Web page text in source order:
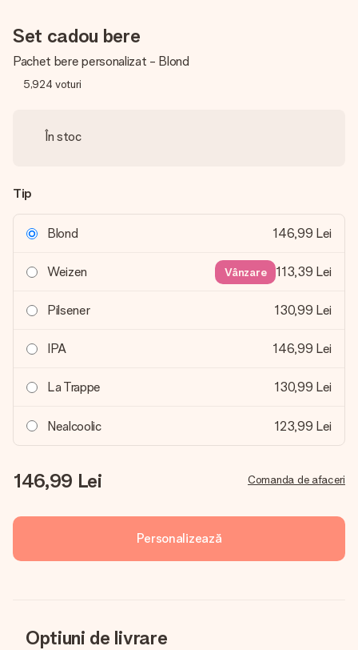
Set cadou bere
Pachet bere personalizat - Blond
5,924 voturi
În stoc
Tip
Blond 146,99 Lei
Weizen Vânzare 113,39 Lei
Pilsener 130,99 Lei
IPA 146,99 Lei
La Trappe 130,99 Lei
Nealcoolic 123,99 Lei
146,99 Lei Comanda de afaceri
Personalizează
Optiuni de livrare